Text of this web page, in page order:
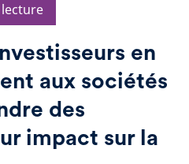
en
aux sociétés
des
impact sur la